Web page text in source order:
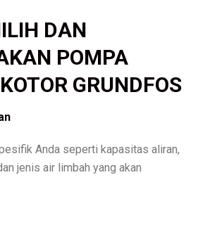
DAN
POMPA
GRUNDFOS
Anda seperti kapasitas aliran,
jenis air limbah yang akan